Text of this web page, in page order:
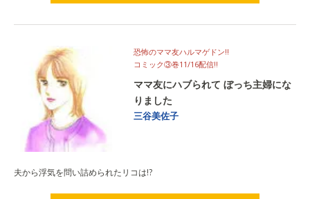
恐怖のママ友ハルマゲドン!!
コミック③巻11/16配信!!
ママ友にハブられて ぼっち主婦にな
りました
三谷美佐子
夫から浮気を問い詰められたリコは!?